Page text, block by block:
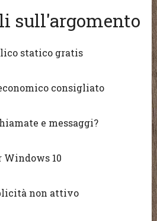
sull'argomento
statico gratis
consigliato
e messaggi?
Windows 10
non attivo